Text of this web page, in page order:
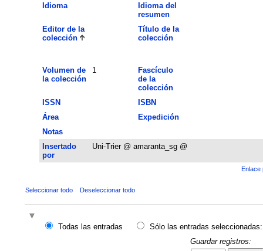
Idioma
Idioma del
resumen
Editor de la
colección
Título de la
colección
Volumen de
la colección
1
Fascículo
de la
colección
ISSN
ISBN
Área
Expedición
Notas
Insertado
por
Uni-Trier @ amaranta_sg @
Enlace
Seleccionar todo Deseleccionar todo
Todas las entradas
Sólo las entradas seleccionadas:
Guardar registros: